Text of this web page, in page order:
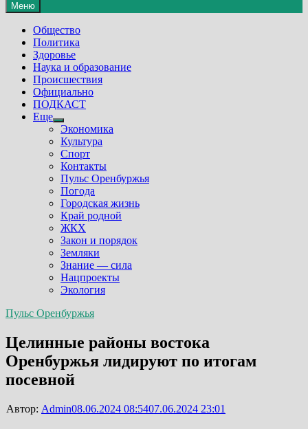
Меню
Общество
Политика
Здоровье
Наука и образование
Происшествия
Официально
ПОДКАСТ
Еще
Show
sub
menu
Экономика
Культура
Спорт
Контакты
Пульс Оренбуржья
Погода
Городская жизнь
Край родной
ЖКХ
Закон и порядок
Земляки
Знание — сила
Нацпроекты
Экология
Пульс Оренбуржья
Целинные районы востока
Оренбуржья лидируют по итогам
посевной
Автор: Admin08.06.2024 08:5407.06.2024 23:01